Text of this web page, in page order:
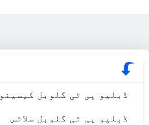
ڈبلیو پی ٹی گلوبل کیسینو
ڈبلیو پی ٹی گلوبل سلاٹس